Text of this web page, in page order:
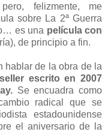
felizmente, me
sobre La 2ª Guerra
es una película con
de principio a fin.
hablar de la obra de la
escrito en 2007
Se encuadra como
radical que se
estadounidense
el aniversario de la